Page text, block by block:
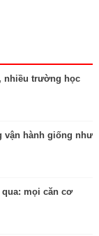
nhiều trường học
vận hành giống như
mọi căn cơ